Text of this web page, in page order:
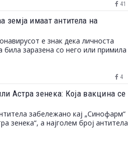
41
земја имаат антитела на
е знак дека личноста
била заразена со него или примила
4
Астра зенека: Која вакцина се
забележано кај „Синофарм“
зенека“, а најголем број антитела